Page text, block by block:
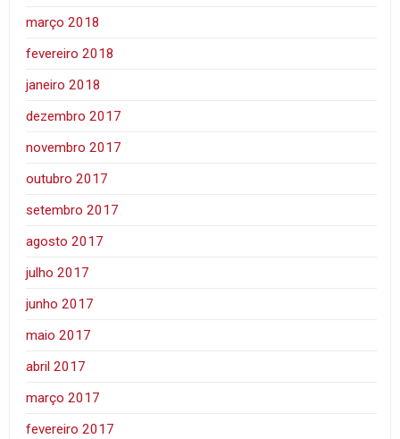
março 2018
fevereiro 2018
janeiro 2018
dezembro 2017
novembro 2017
outubro 2017
setembro 2017
agosto 2017
julho 2017
junho 2017
maio 2017
abril 2017
março 2017
fevereiro 2017